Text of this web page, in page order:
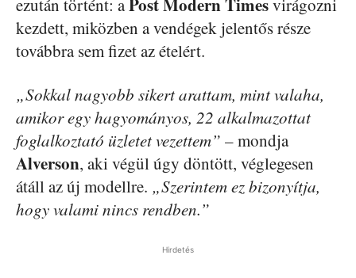
ezután történt: aPost Modern Timesvirágozni
kezdett, miközben a vendégek jelentős része
továbbra sem fizet az ételért.
„Sokkal nagyobb sikert arattam, mint valaha,
amikor egy hagyományos, 22 alkalmazottat
foglalkoztató üzletet vezettem” – mondja
Alverson, aki végül úgy döntött, véglegesen
átáll az új modellre. „Szerintem ez bizonyítja,
hogy valami nincs rendben.”
Hirdetés